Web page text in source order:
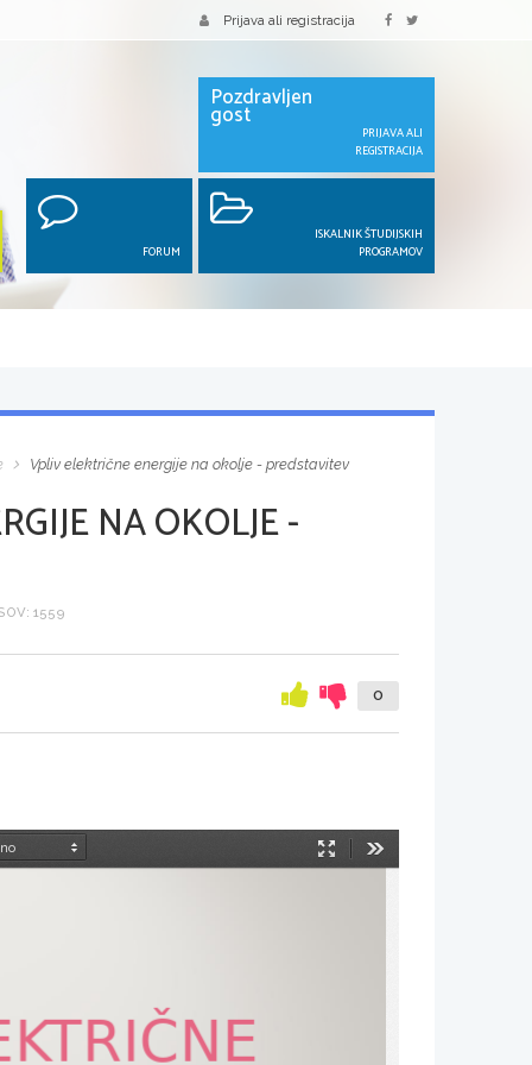
Prijava ali registracija
Pozdravljen
gost
PRIJAVA ALI
REGISTRACIJA
FORUM
ISKALNIK ŠTUDIJSKIH
PROGRAMOV
Vpliv električne energije na okolje - predstavitev
NA OKOLJE -
1559
0
Način